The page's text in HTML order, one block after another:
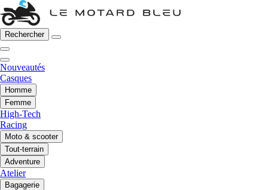
Rechercher
Nouveautés
Casques
Homme
Femme
High-Tech
Racing
Moto & scooter
Tout-terrain
Adventure
Atelier
Bagagerie